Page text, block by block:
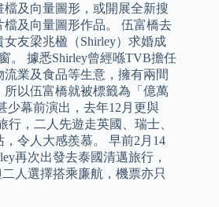
檔及向量圖形，或開展全新搜
及向量圖形作品。 伍富橋去
友梁兆楹（Shirley）求婚成
。 據悉Shirley曾經喺TVB擔任
業及食品等生意，擁有兩間
以伍富橋就被標籤為「億萬
少幕前演出，去年12月更與
行，二人先遊走英國、瑞士、
令人大感羨慕。 早前2月14
再次出發去泰國清邁旅行，
人選擇搭乘廉航，機票亦只